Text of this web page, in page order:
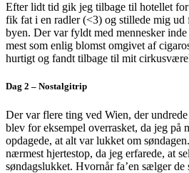
Efter lidt tid gik jeg tilbage til hotellet
fik fat i en radler (<3) og stillede mig ud
byen. Der var fyldt med mennesker
mest som enlig blomst omgivet af
hurtigt og fandt tilbage til mit
Dag 2 – Nostalgitrip
Der var flere ting ved Wien, der
blev for eksempel overrasket, da jeg på
opdagede, at alt var lukket om
nærmest hjertestop, da jeg erfarede, at
søndagslukket. Hvornår fa’en sælger de